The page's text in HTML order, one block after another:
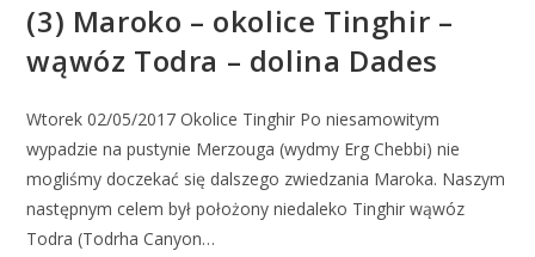
(3) Maroko – okolice Tinghir –
wąwóz Todra – dolina Dades
Wtorek 02/05/2017 Okolice Tinghir Po niesamowitym
wypadzie na pustynie Merzouga (wydmy Erg Chebbi) nie
mogliśmy doczekać się dalszego zwiedzania Maroka. Naszym
następnym celem był położony niedaleko Tinghir wąwóz
Todra (Todrha Canyon…